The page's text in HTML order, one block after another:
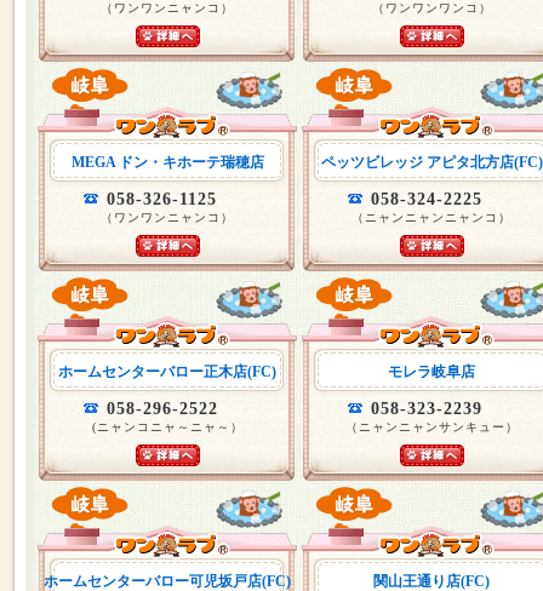
（ワンワンニャンコ） （ワンワンワンコ）
MEGA ドン・キホーテ瑞穂店
058-326-1125
（ワンワンニャンコ）
ペッツビレッジ アピタ北方店(FC)
058-324-2225
（ニャンニャンニャンコ）
ホームセンターバロー正木店(FC)
058-296-2522
(ニャンコニャ～ニャ～）
モレラ岐阜店
058-323-2239
（ニャンニャンサンキュー）
ホームセンターバロー可児坂戸店(FC) 関山王通り店(FC)